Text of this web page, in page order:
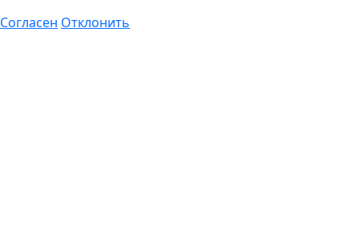
Согласен Отклонить